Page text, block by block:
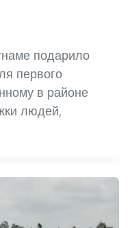
подарило
первого
в районе
людей,